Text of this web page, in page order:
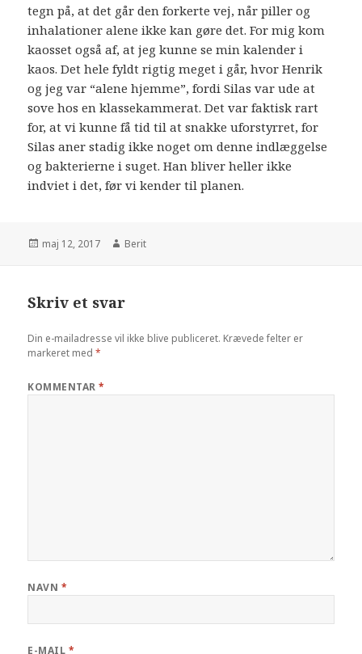
tegn på, at det går den forkerte vej, når piller og
inhalationer alene ikke kan gøre det. For mig kom
kaosset også af, at jeg kunne se min kalender i
kaos. Det hele fyldt rigtig meget i går, hvor Henrik
og jeg var “alene hjemme”, fordi Silas var ude at
sove hos en klassekammerat. Det var faktisk rart
for, at vi kunne få tid til at snakke uforstyrret, for
Silas aner stadig ikke noget om denne indlæggelse
og bakterierne i suget. Han bliver heller ikke
indviet i det, før vi kender til planen.
maj 12, 2017 Berit
Skriv et svar
Din e-mailadresse vil ikke blive publiceret. Krævede felter er
markeret med*
KOMMENTAR*
NAVN *
E-MAIL *